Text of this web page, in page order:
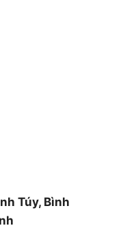
Túy, Bình